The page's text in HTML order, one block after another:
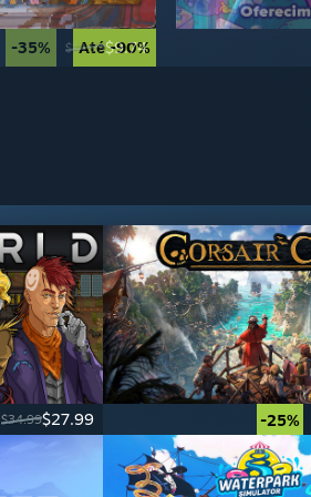
Até -90%
-35% $14.99$9.74
$34.99$27.99 -25%